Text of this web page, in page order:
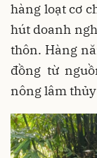
hàng loạt cơ
hút doanh
thôn. Hàng
đồng từ
nông lâm